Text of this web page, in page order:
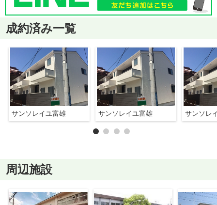
成約済み一覧
サンソレイユ富雄 サンソレイユ富雄 サンソレ
周辺施設